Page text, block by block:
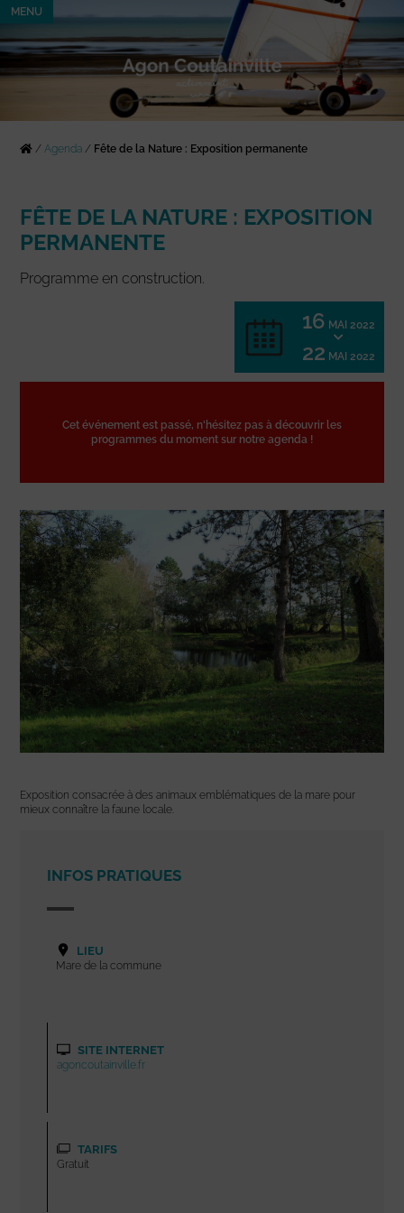
MENU
/Agenda / Fête de la Nature : Exposition permanente
FÊTE DE LA NATURE : EXPOSITION
PERMANENTE
Programme en construction.
16 MAI 2022
22 MAI 2022
Cet événement est passé, n'hésitez pas à découvrir les
programmes du moment sur notre agenda !
Exposition consacrée à des animaux emblématiques de la mare pour
mieux connaître la faune locale.
INFOS PRATIQUES
LIEU
Mare de la commune
SITE INTERNET
agoncoutainville.fr
TARIFS
Gratuit